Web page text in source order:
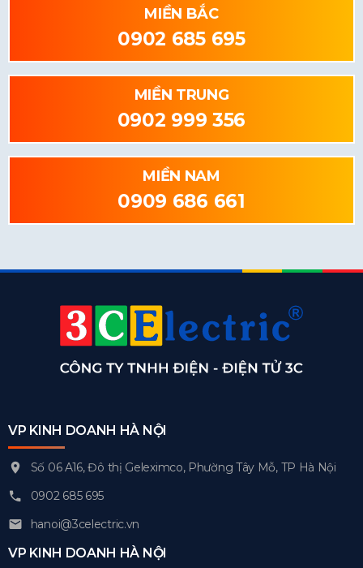
MIỀN BẮC
0902 685 695
MIỀN TRUNG
0902 999 356
MIỀN NAM
0909 686 661
VP KINH DOANH HÀ NỘI
Số 06 A16, Đô thị Geleximco, Phường Tây Mỗ, TP Hà Nội
0902 685 695
hanoi@3celectric.vn
VP KINH DOANH HÀ NỘI